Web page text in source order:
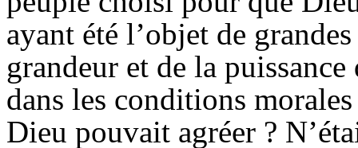
ayant été l’objet de
grandeur et de la
dans les conditions
Dieu pouvait agréer ?